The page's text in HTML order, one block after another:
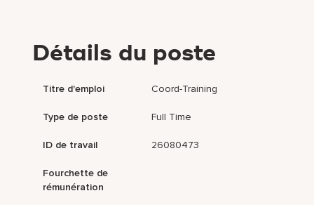
Détails du poste
Titre d'emploi Coord-Training
Type de poste Full Time
ID de travail 26080473
Fourchette de
rémunération